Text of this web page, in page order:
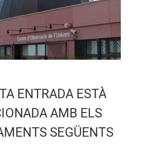
ENTRADA ESTÀ
AMB ELS
SEGÜENTS